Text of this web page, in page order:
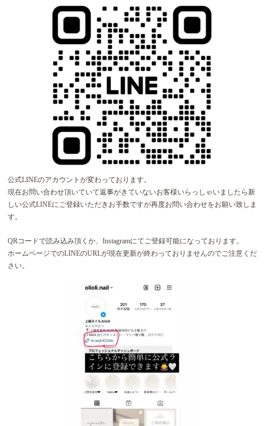
公式LINEのアカウントが変わっております。
現在お問い合わせ頂いていて返事がきていないお客様いらっしゃいましたら新
しい公式LINEにご登録いただきお手数ですが再度お問い合わせをお願い致しま
す。
QRコードで読み込み頂くか、Instagramにてご登録可能になっております。
ホームページでのLINEのURLが現在更新が終わっておりませんのでご注意くだ
さい。